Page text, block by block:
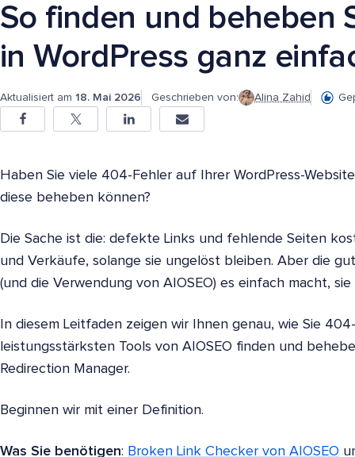
So finden und beheben
in WordPress ganz
Aktualisiert am 18. Mai 2026 Geschrieben von: Alina Zahid
Haben Sie viele 404-Fehler auf Ihrer WordPress-
diese beheben können?
Die Sache ist die: defekte Links und fehlende Seiten
und Verkäufe, solange sie ungelöst bleiben. Aber die
(und die Verwendung von AIOSEO) es einfach macht,
In diesem Leitfaden zeigen wir Ihnen genau, wie Sie
leistungsstärksten Tools von AIOSEO finden und
Redirection Manager.
Beginnen wir mit einer Definition.
Was Sie benötigen: Broken Link Checker von AIOSEO